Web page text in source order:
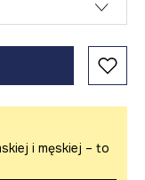
i męskiej – to